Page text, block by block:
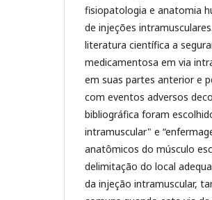
fisiopatologia e anatomia
de injeções
literatura científica a
medicamentosa em via
em suas partes anterior e
com eventos adversos
bibliográfica foram
intramuscular" e
anatômicos do músculo
delimitação do local
da injeção intramuscular,